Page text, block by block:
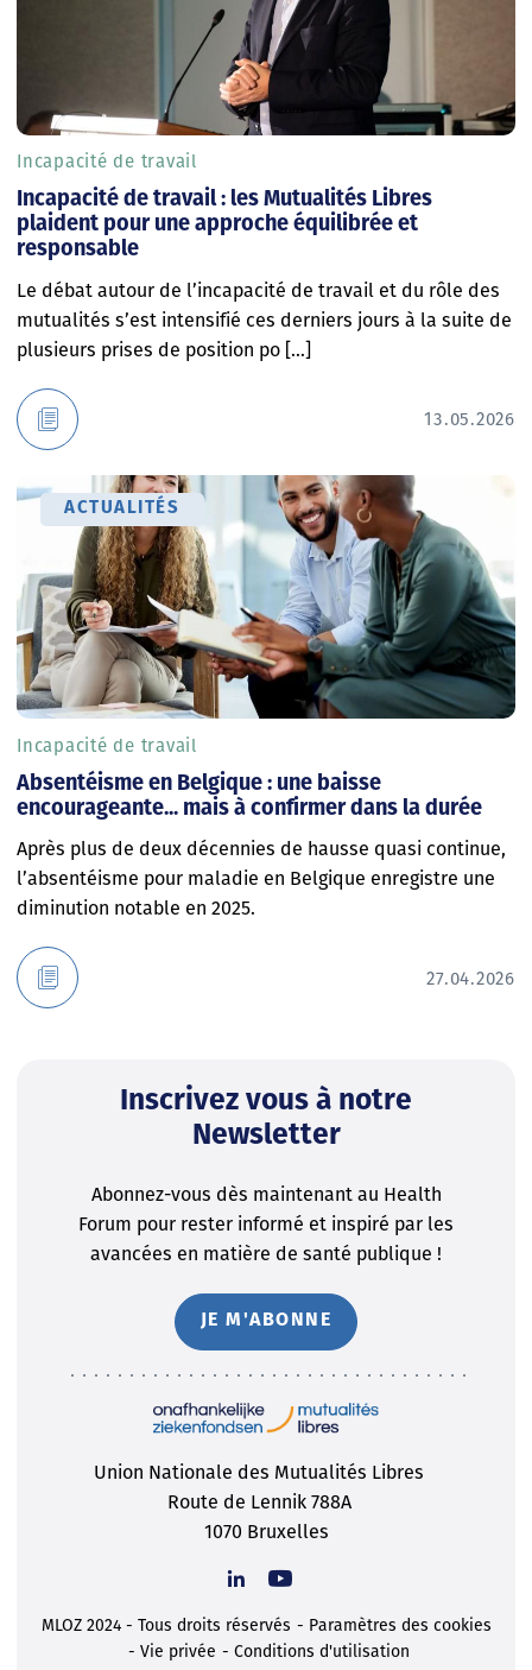
Incapacité de travail : les Mutualités Libres
plaident pour une approche équilibrée et
responsable
Le débat autour de l’incapacité de travail et du rôle des
mutualités s’est intensifié ces derniers jours à la suite de
plusieurs prises de position po [...]
Incapacité de travail
13.05.2026
Absentéisme en Belgique : une baisse
encourageante... mais à confirmer dans la durée
ACTUALITÉS
Après plus de deux décennies de hausse quasi continue,
l’absentéisme pour maladie en Belgique enregistre une
diminution notable en 2025.
Incapacité de travail
27.04.2026
Inscrivez vous à notre
Newsletter
Abonnez-vous dès maintenant au Health
Forum pour rester informé et inspiré par les
avancées en matière de santé publique !
JE M'ABONNE
Union Nationale des Mutualités Libres
Route de Lennik 788A
1070 Bruxelles
MLOZ 2024 - Tous droits réservés
Paramètres des cookies
Vie privée
Conditions d'utilisation